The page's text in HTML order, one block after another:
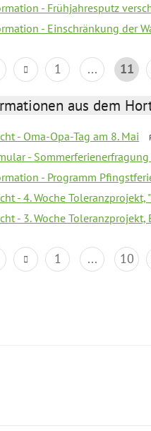
- Frühjahresputz
- Einschränkung der
1 ... 11
aus dem
- Oma-Opa-Tag am 8. Mai
-
- Programm
- 4. Woche
- 3. Woche Toleranzprojekt,
1 ... 10